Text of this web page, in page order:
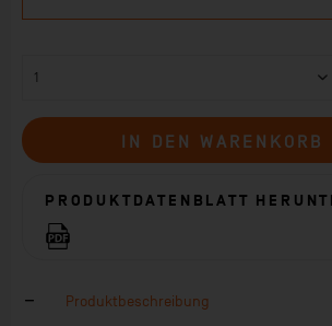
IN DEN WARENKORB
PRODUKTDATENBLATT
Produktbeschreibung